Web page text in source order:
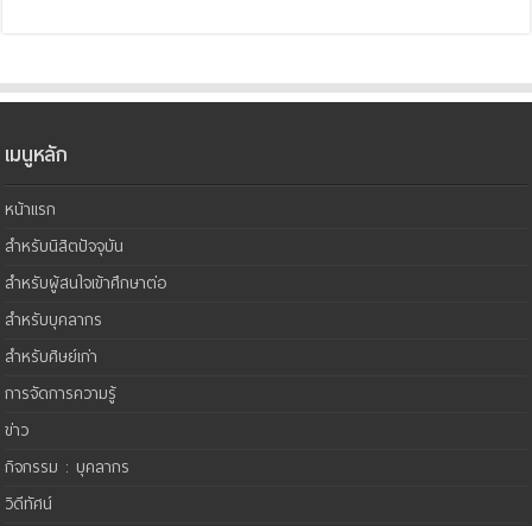
เมนูหลัก
หน้าแรก
สำหรับนิสิตปัจจุบัน
สำหรับผู้สนใจเข้าศึกษาต่อ
สำหรับบุคลากร
สำหรับศิษย์เก่า
การจัดการความรู้
ข่าว
กิจกรรม : บุคลากร
วิดีทัศน์